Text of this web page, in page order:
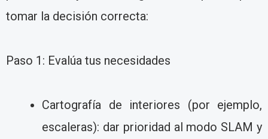
tomar la decisión correcta:
Paso 1: Evalúa tus necesidades
Cartografía de interiores (por ejemplo,
escaleras): dar prioridad al modo SLAM y